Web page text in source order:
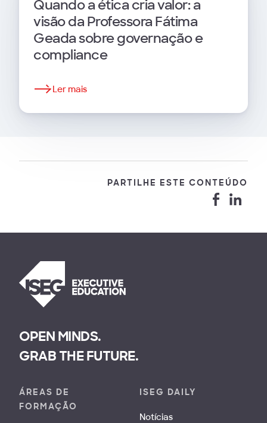
Quando a ética cria valor: a
visão da Professora Fátima
Geada sobre governação e
compliance
Ler mais
PARTILHE ESTE CONTEÚDO
OPEN MINDS.
GRAB THE FUTURE.
ÁREAS DE
FORMAÇÃO
ISEG DAILY
Notícias